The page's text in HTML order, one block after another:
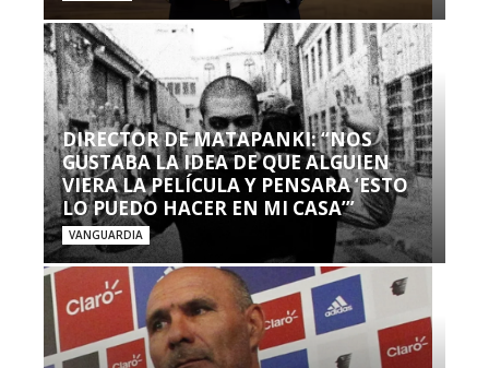
DIRECTOR DE MATAPANKI: “NOS
GUSTABA LA IDEA DE QUE ALGUIEN
VIERA LA PELÍCULA Y PENSARA ‘ESTO
LO PUEDO HACER EN MI CASA’”
VANGUARDIA